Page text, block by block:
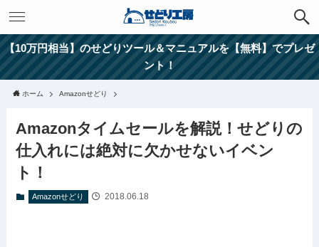
【10万円相当】のせどりツール＆マニュアルを【無料】でプレゼ
ント！
ホーム Amazonせどり
Amazonタイムセールを解説！せどりの
仕入れには絶対に欠かせないイベン
ト！
Amazonせどり 2018.06.18